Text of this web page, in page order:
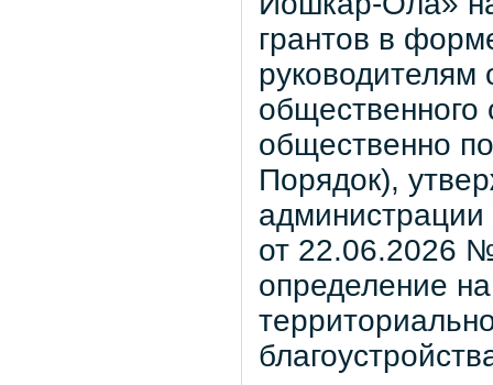
грантов в
руководителям
общественно
Порядок),
администрации
от 22.06.2026
определение